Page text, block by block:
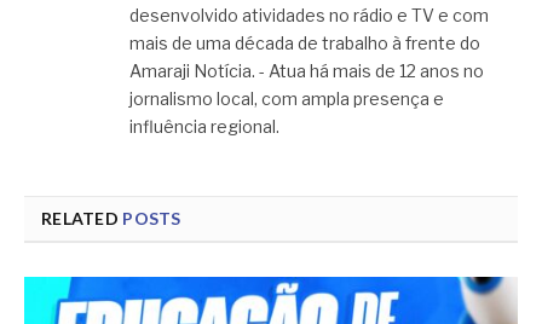
desenvolvido atividades no rádio e TV e com
mais de uma década de trabalho à frente do
Amaraji Notícia. - Atua há mais de 12 anos no
jornalismo local, com ampla presença e
influência regional.
RELATED POSTS